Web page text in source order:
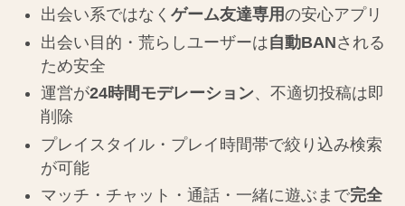
出会い系ではなく ゲーム友達専用の安心アプリ
出会い目的・荒らしユーザーは自動BANされる
ため安全
運営が24時間モデレーション、不適切投稿は即
削除
プレイスタイル・プレイ時間帯で絞り込み検索
が可能
マッチ・チャット・通話・一緒に遊ぶまで完全